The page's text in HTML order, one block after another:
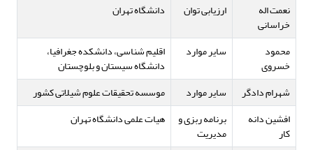
نعمت اله
خراسانی
ارزیابی توان دانشگاه تهران
محمود
خسروی
سایر موارد اقلیم شناسی، دانشکده جغرافیا،
دانشگاه سیستان و بلوچستان
شهرام دادگر
سایر موارد
موسسه تحقیقات علوم شیلاتی کشور
افشین دانه
کار
برنامه ربزی و
مدیریت
هیات علمی دانشگاه تهران